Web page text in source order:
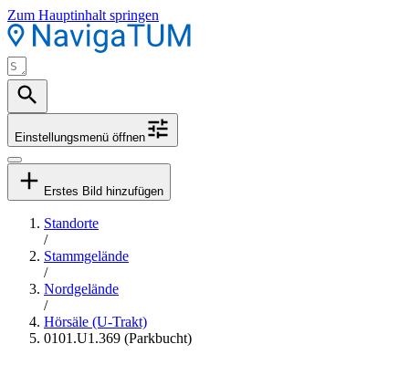
Zum Hauptinhalt springen
Einstellungsmenü öffnen
Erstes Bild hinzufügen
Standorte
/
Stammgelände
/
Nordgelände
/
Hörsäle (U-Trakt)
0101.U1.369 (Parkbucht)